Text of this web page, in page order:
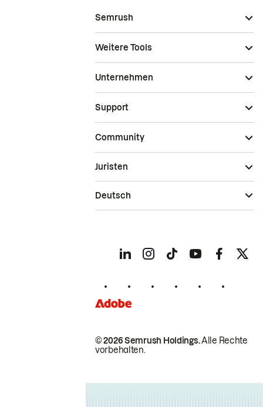
Semrush
Weitere Tools
Unternehmen
Support
Community
© 2026 Semrush Holdings.Alle Rechte
vorbehalten.
Juristen
Deutsch